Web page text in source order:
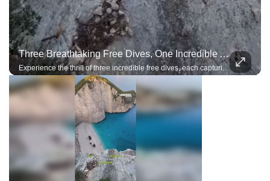
Three Breathtaking Free Dives, One Incredible Adventure
Experience the thrill of three incredible free dives, each capturing the beauty, precision, and adrenaline of exploring the deep on a single breath